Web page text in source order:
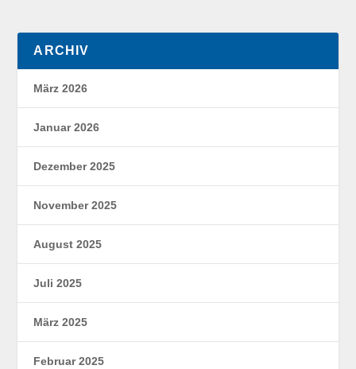
ARCHIV
März 2026
Januar 2026
Dezember 2025
November 2025
August 2025
Juli 2025
März 2025
Februar 2025